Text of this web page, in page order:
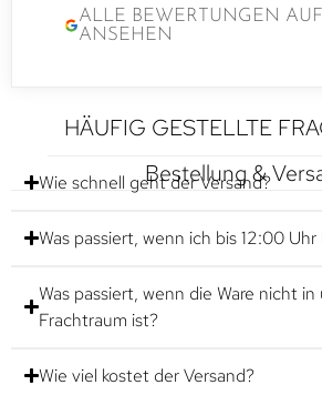
ALLE BEWERTUNGEN
ANSEHEN
HÄUFIG GESTELLTE
Bestellung &
Wie schnell geht der Versand?
Was passiert, wenn ich bis 12:00
Was passiert, wenn die Ware nicht in
Frachtraum ist?
Wie viel kostet der Versand?